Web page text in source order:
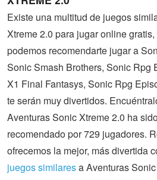
Existe una multitud de juegos
Xtreme 2.0 para jugar online
podemos recomendarte jugar a
Sonic Smash Brothers, Sonic Rpg
X1 Final Fantasys, Sonic Rpg
te serán muy divertidos.
Aventuras Sonic Xtreme 2.0 ha
recomendado por 729 jugadores.
ofrecemos la mejor, más divertida
juegos similaresa Aventuras